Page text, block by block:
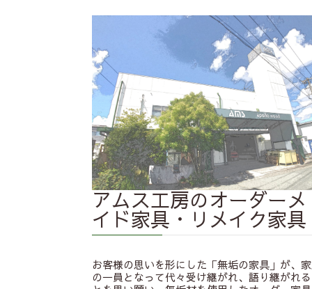
アムス工房のオーダーメ
イド家具・リメイク家具
お客様の思いを形にした「無垢の家具」が、
の一員となって代々受け継がれ、語り継がれ